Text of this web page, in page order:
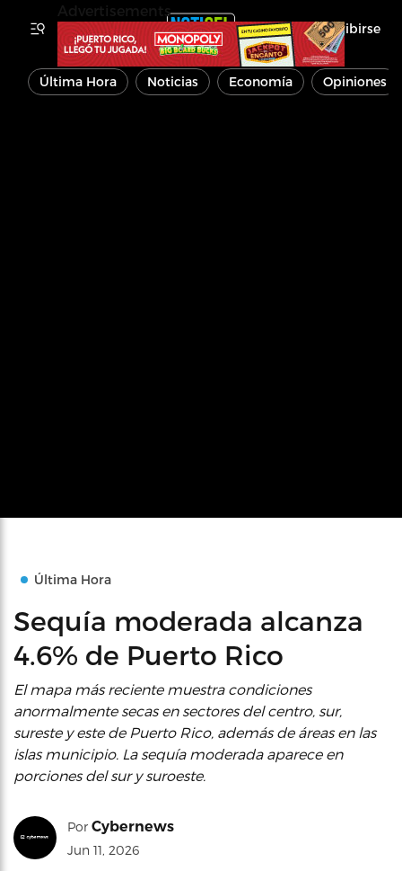
Inscribirse
Última Hora Noticias Economía Opiniones
Última Hora
Sequía moderada alcanza
4.6% de Puerto Rico
El mapa más reciente muestra condiciones
anormalmente secas en sectores del centro, sur,
sureste y este de Puerto Rico, además de áreas en las
islas municipio. La sequía moderada aparece en
porciones del sur y suroeste.
Por Cybernews
Jun 11, 2026
Advertisements